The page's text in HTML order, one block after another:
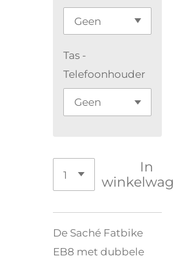
Tas -
Telefoonhouder
In
De Saché Fatbike
EB8 met dubbele